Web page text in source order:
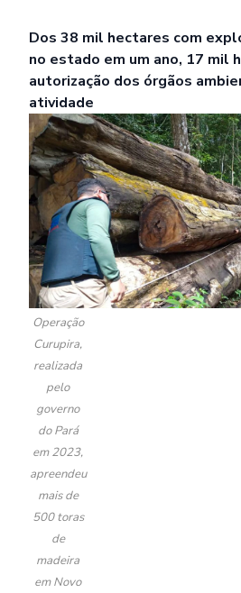
Dos 38 mil hectares com
no estado em um ano, 17 mil
autorização dos órgãos
atividade
Operação
Curupira,
realizada
pelo
governo
do Pará
em 2023,
apreendeu
mais de
500 toras
de
madeira
em Novo